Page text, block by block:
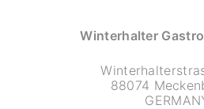
Winterhalter
88074